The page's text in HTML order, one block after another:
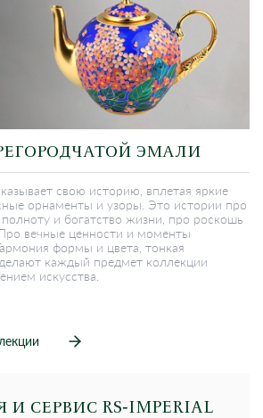
ЭМАЛИ
свою историю, вплетая яркие
орнаменты и узоры. Это истории про
и богатство жизни, про роскошь
вечные ценности и моменты
формы и цвета, тонкая
каждый предмет коллекции
искусства.
СЕРВИС RS‑IMPERIAL